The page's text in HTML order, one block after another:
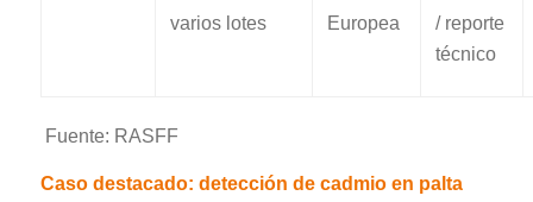
varios lotes
Europea
/ reporte
técnico
Fuente: RASFF
Caso destacado: detección de cadmio en palta